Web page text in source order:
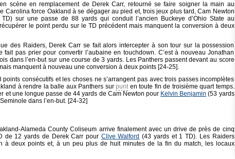
scène en remplacement de Derek Carr, retourné se faire soigner la main au
Carolina force Oakland à se dégager au pied et, trois jeux plus tard, Cam Newton
sur une passe de 88 yards qui conduit l’ancien Buckeye d’Ohio State au
le point perdu sur le TD précédent mais manquent la conversion à deux
des Raiders, Derek Carr se fait alors intercepter à son tour sur la possession
fait pas prier pour convertir l’aubaine en touchdown. C’est à nouveau Jonathan
dans l’en-but sur une course de 3 yards. Les Panthers passent devant au score
manquent à nouveau une conversion à deux points [24-25].
consécutifs et les choses ne s’arrangent pas avec trois passes incomplètes
à rendre la balle aux Panthers sur punten toute fin de troisième quart temps.
et une longue passe de 44 yards de Cam Newton pour Kelvin Benjamin (53 yards
dans l’en-but. [24-32]
Alameda County Coliseum arrive finalement avec un drive de près de cinq
de 12 yards de Derek Carr pour Clive Walford (43 yards et 1 TD). Les Raiders
à deux points et, à un peu plus de huit minutes de la fin du match, les locaux